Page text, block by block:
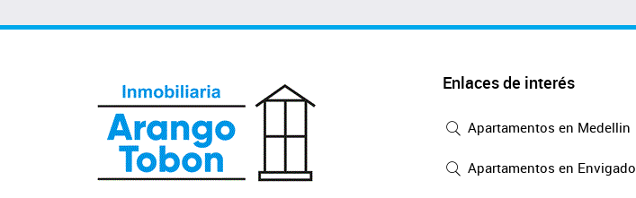
Enlaces de interés
Apartamentos en Medellin
Apartamentos en Envigado